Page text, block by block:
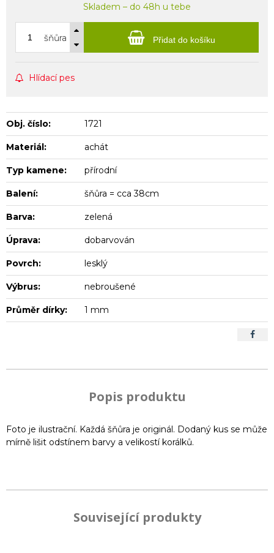
Skladem – do 48h u tebe
šňůra Přidat do košíku
Hlídací pes
Obj. číslo: 1721
Materiál: achát
Typ kamene: přírodní
Balení: šňůra = cca 38cm
Barva: zelená
Úprava: dobarvován
Povrch: lesklý
Výbrus: nebroušené
Průměr dírky: 1 mm
Popis produktu
Foto je ilustrační. Každá šňůra je originál. Dodaný kus se může
mírně lišit odstínem barvy a velikostí korálků.
Související produkty